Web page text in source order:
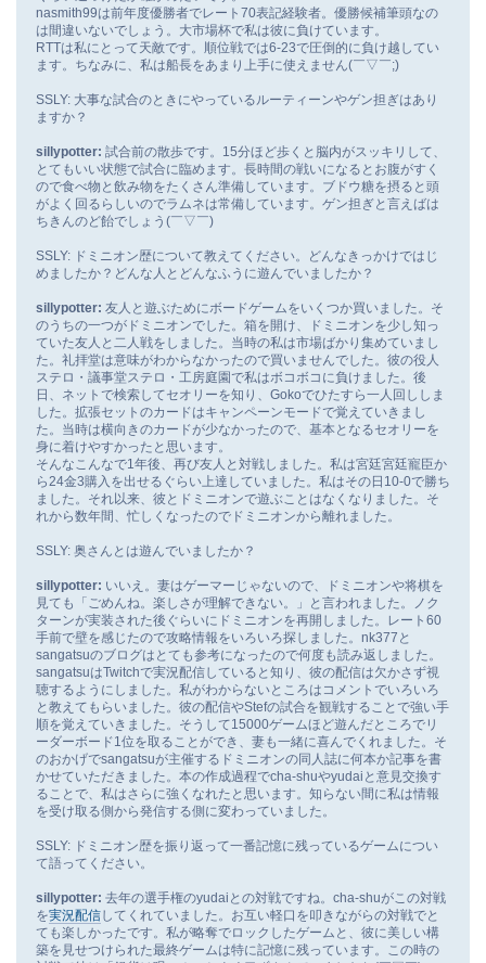
nasmith99は前年度優勝者でレート70表記経験者。優勝候補筆頭なの
は間違いないでしょう。大市場杯で私は彼に負けています。
RTTは私にとって天敵です。順位戦では6-23で圧倒的に負け越してい
ます。ちなみに、私は船長をあまり上手に使えません(￣▽￣;)
SSLY: 大事な試合のときにやっているルーティーンやゲン担ぎはあり
ますか？
sillypotter: 試合前の散歩です。15分ほど歩くと脳内がスッキリして、
とてもいい状態で試合に臨めます。長時間の戦いになるとお腹がすく
ので食べ物と飲み物をたくさん準備しています。ブドウ糖を摂ると頭
がよく回るらしいのでラムネは常備しています。ゲン担ぎと言えばは
ちきんのど飴でしょう(￣▽￣)
SSLY: ドミニオン歴について教えてください。どんなきっかけではじ
めましたか？どんな人とどんなふうに遊んでいましたか？
sillypotter: 友人と遊ぶためにボードゲームをいくつか買いました。そ
のうちの一つがドミニオンでした。箱を開け、ドミニオンを少し知っ
ていた友人と二人戦をしました。当時の私は市場ばかり集めていまし
た。礼拝堂は意味がわからなかったので買いませんでした。彼の役人
ステロ・議事堂ステロ・工房庭園で私はボコボコに負けました。後
日、ネットで検索してセオリーを知り、Gokoでひたすら一人回ししま
した。拡張セットのカードはキャンペーンモードで覚えていきまし
た。当時は横向きのカードが少なかったので、基本となるセオリーを
身に着けやすかったと思います。
そんなこんなで1年後、再び友人と対戦しました。私は宮廷宮廷寵臣か
ら24金3購入を出せるぐらい上達していました。私はその日10-0で勝ち
ました。それ以来、彼とドミニオンで遊ぶことはなくなりました。そ
れから数年間、忙しくなったのでドミニオンから離れました。
SSLY: 奥さんとは遊んでいましたか？
sillypotter: いいえ。妻はゲーマーじゃないので、ドミニオンや将棋を
見ても「ごめんね。楽しさが理解できない。」と言われました。ノク
ターンが実装された後ぐらいにドミニオンを再開しました。レート60
手前で壁を感じたので攻略情報をいろいろ探しました。nk377と
sangatsuのブログはとても参考になったので何度も読み返しました。
sangatsuはTwitchで実況配信していると知り、彼の配信は欠かさず視
聴するようにしました。私がわからないところはコメントでいろいろ
と教えてもらいました。彼の配信やStefの試合を観戦することで強い手
順を覚えていきました。そうして15000ゲームほど遊んだところでリ
ーダーボード1位を取ることができ、妻も一緒に喜んでくれました。そ
のおかげでsangatsuが主催するドミニオンの同人誌に何本か記事を書
かせていただきました。本の作成過程でcha-shuやyudaiと意見交換す
ることで、私はさらに強くなれたと思います。知らない間に私は情報
を受け取る側から発信する側に変わっていました。
SSLY: ドミニオン歴を振り返って一番記憶に残っているゲームについ
て語ってください。
sillypotter: 去年の選手権のyudaiとの対戦ですね。cha-shuがこの対戦
を実況配信してくれていました。お互い軽口を叩きながらの対戦でと
ても楽しかったです。私が略奪でロックしたゲームと、彼に美しい構
築を見せつけられた最終ゲームは特に記憶に残っています。この時の